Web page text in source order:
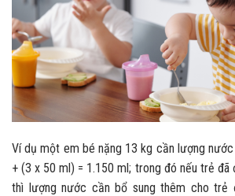
Ví dụ một em bé nặng 13 kg cần lượng
+ (3 x 50 ml) = 1.150 ml; trong đó nếu trẻ
thì lượng nước cần bổ sung thêm cho trẻ